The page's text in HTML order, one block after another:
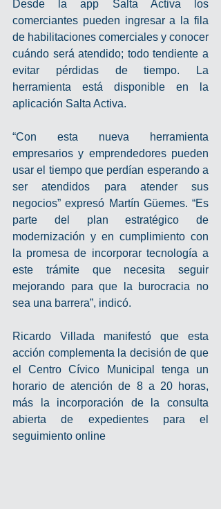
Desde la app Salta Activa los
comerciantes pueden ingresar a la fila
de habilitaciones comerciales y conocer
cuándo será atendido; todo tendiente a
evitar pérdidas de tiempo. La
herramienta está disponible en la
aplicación Salta Activa.
“Con esta nueva herramienta
empresarios y emprendedores pueden
usar el tiempo que perdían esperando a
ser atendidos para atender sus
negocios” expresó Martín Güemes. “Es
parte del plan estratégico de
modernización y en cumplimiento con
la promesa de incorporar tecnología a
este trámite que necesita seguir
mejorando para que la burocracia no
sea una barrera”, indicó.
Ricardo Villada manifestó que esta
acción complementa la decisión de que
el Centro Cívico Municipal tenga un
horario de atención de 8 a 20 horas,
más la incorporación de la consulta
abierta de expedientes para el
seguimiento online